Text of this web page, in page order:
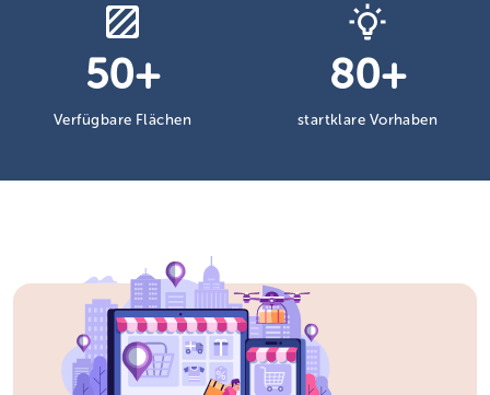
50+
Verfügbare Flächen
80+
startklare Vorhaben